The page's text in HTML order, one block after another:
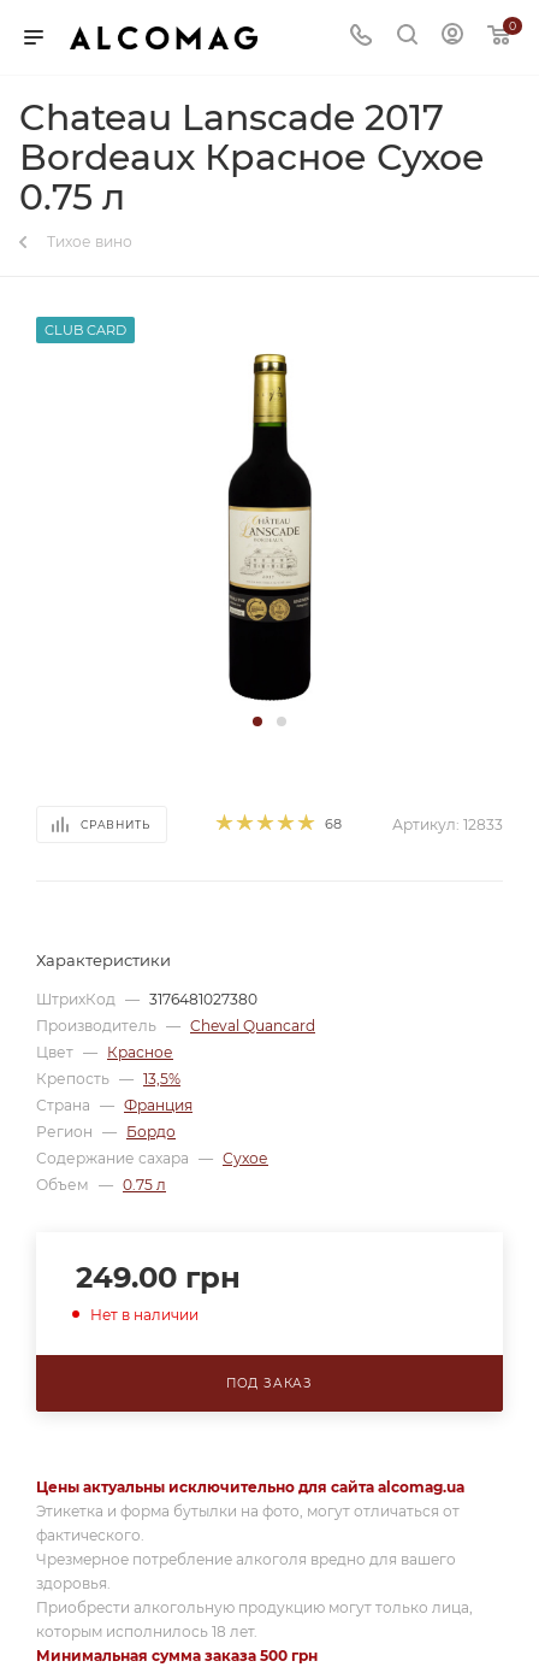
0
Chateau Lanscade 2017
Bordeaux Красное Сухое
0.75 л
Тихое вино
CLUB CARD
СРАВНИТЬ 68 Артикул: 12833
Характеристики
ШтрихКод — 3176481027380
Производитель — Cheval Quancard
Цвет — Красное
Крепость — 13,5%
Страна — Франция
Регион — Бордо
Содержание сахара — Сухое
Объем — 0.75 л
249.00 грн
Нет в наличии
ПОД ЗАКАЗ
Цены актуальны исключительно для сайта alcomag.ua
Этикетка и форма бутылки на фото, могут отличаться от
фактического.
Чрезмерное потребление алкоголя вредно для вашего
здоровья.
Приобрести алкогольную продукцию могут только лица,
которым исполнилось 18 лет.
Минимальная сумма заказа 500 грн